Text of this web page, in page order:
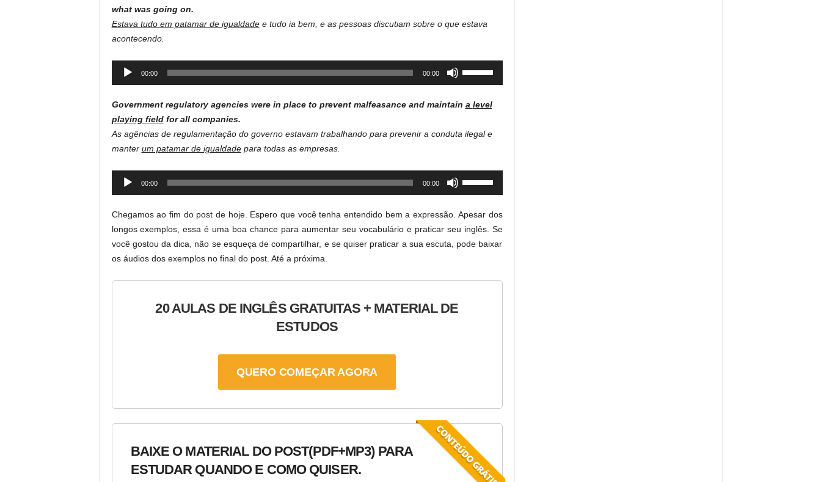
decrease
volume.
what was going on.
Estava tudo em patamar de igualdadee tudo ia bem, e as pessoas discutiam sobre o que estava
acontecendo.
Audio
00:00 00:00
keys
increase
decrease
volume.
Government regulatory agencies were in place to prevent malfeasance and maintain a level
playing fieldfor all companies.
As agências de regulamentação do governo estavam trabalhando para prevenir a conduta ilegal e
manter um patamar de igualdadepara todas as empresas.
Audio
00:00 00:00
keys
decrease
Chegamos ao fim do post de hoje. Espero que você tenha entendido bem a expressão. Apesar dos
longos exemplos, essa é uma boa chance para aumentar seu vocabulário e praticar seu inglês. Se
você gostou da dica, não se esqueça de compartilhar, e se quiser praticar a sua escuta, pode baixar
os áudios dos exemplos no final do post. Até a próxima.
20 AULAS DE INGLÊS GRATUITAS + MATERIAL DE
ESTUDOS
QUERO COMEÇAR AGORA
BAIXE O MATERIAL DO POST(PDF+MP3) PARA
ESTUDAR QUANDO E COMO QUISER.